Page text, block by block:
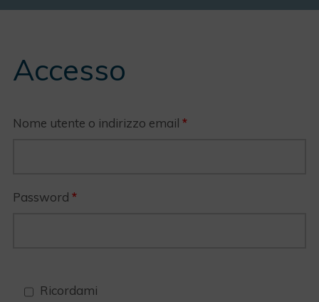
Accesso
Nome utente o indirizzo email *
Password *
Ricordami